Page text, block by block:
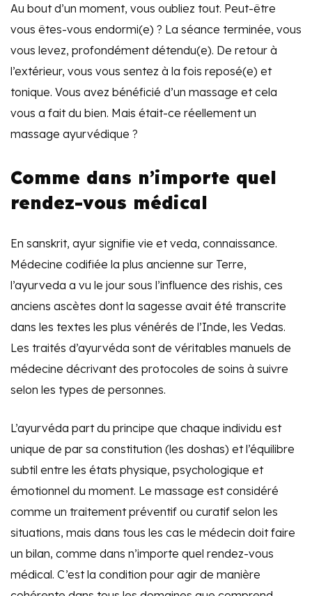
Au bout d’un moment, vous oubliez tout. Peut-être
vous êtes-vous endormi(e) ? La séance terminée, vous
vous levez, profondément détendu(e). De retour à
l’extérieur, vous vous sentez à la fois reposé(e) et
tonique. Vous avez bénéficié d’un massage et cela
vous a fait du bien. Mais était-ce réellement un
massage ayurvédique ?
Comme dans n’importe quel
rendez-vous médical
En sanskrit, ayur signifie vie et veda, connaissance.
Médecine codifiée la plus ancienne sur Terre,
l’ayurveda a vu le jour sous l’influence des rishis, ces
anciens ascètes dont la sagesse avait été transcrite
dans les textes les plus vénérés de l’Inde, les Vedas.
Les traités d’ayurvéda sont de véritables manuels de
médecine décrivant des protocoles de soins à suivre
selon les types de personnes.
L’ayurvéda part du principe que chaque individu est
unique de par sa constitution (les doshas) et l’équilibre
subtil entre les états physique, psychologique et
émotionnel du moment. Le massage est considéré
comme un traitement préventif ou curatif selon les
situations, mais dans tous les cas le médecin doit faire
un bilan, comme dans n’importe quel rendez-vous
médical. C’est la condition pour agir de manière